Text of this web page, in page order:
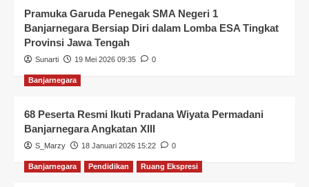
Pramuka Garuda Penegak SMA Negeri 1
Banjarnegara Bersiap Diri dalam Lomba ESA Tingkat
Provinsi Jawa Tengah
Sunarti 19 Mei 2026 09:35 0
Banjarnegara
68 Peserta Resmi Ikuti Pradana Wiyata Permadani
Banjarnegara Angkatan XIII
S_Marzy 18 Januari 2026 15:22 0
Banjarnegara Pendidikan Ruang Ekspresi